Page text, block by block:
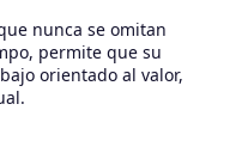
nunca se omitan
permite que su
orientado al valor,